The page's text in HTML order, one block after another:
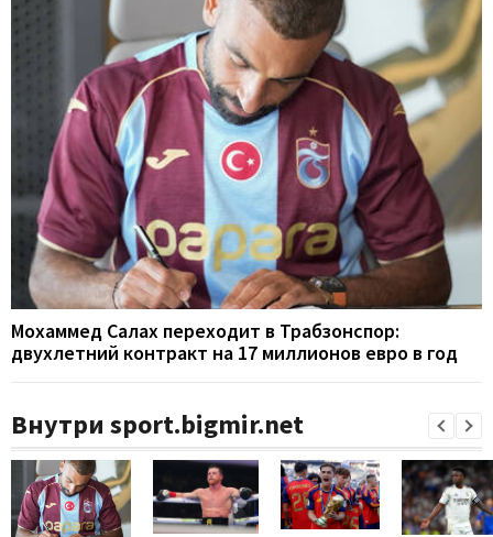
Мохаммед Салах переходит в Трабзонспор:
двухлетний контракт на 17 миллионов евро в год
Внутри sport.bigmir.net